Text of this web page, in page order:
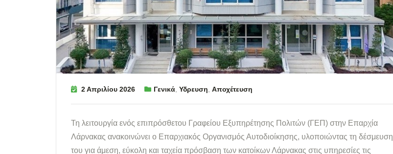
2 Απριλίου 2026 Γενικά Υδρευση Αποχέτευση
Τη λειτουργία ενός επιπρόσθετου Γραφείου Εξυπηρέτησης Πολιτών (ΓΕΠ) στην Επαρχία
Λάρνακας ανακοινώνει ο Επαρχιακός Οργανισμός Αυτοδιοίκησης, υλοποιώντας τη δέσμευση
του για άμεση, εύκολη και ταχεία πρόσβαση των κατοίκων Λάρνακας στις υπηρεσίες τις